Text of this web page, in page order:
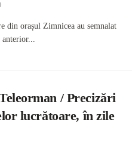
din orașul Zimnicea au semnalat
/ Precizări
lucrătoare, în zile